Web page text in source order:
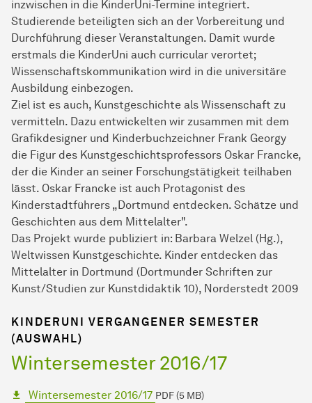
inzwischen in die KinderUni-Termine integriert.
Studierende beteiligten sich an der Vorbereitung und
Durchführung dieser Veranstaltungen. Damit wurde
erstmals die KinderUni auch curricular verortet;
Wissenschaftskommunikation wird in die universitäre
Ausbildung einbezogen.
Ziel ist es auch, Kunstgeschichte als Wissenschaft zu
vermitteln. Dazu entwickelten wir zusammen mit dem
Grafikdesigner und Kinderbuchzeichner Frank Georgy
die Figur des Kunstgeschichtsprofessors Oskar Francke,
der die Kinder an seiner Forschungstätigkeit teilhaben
lässt. Oskar Francke ist auch Protagonist des
Kinderstadtführers „Dortmund entdecken. Schätze und
Geschichten aus dem Mittelalter".
Das Projekt wurde publiziert in: Barbara Welzel (Hg.),
Weltwissen Kunstgeschichte. Kinder entdecken das
Mittelalter in Dortmund (Dortmunder Schriften zur
Kunst/Studien zur Kunstdidaktik 10), Norderstedt 2009
KINDERUNI VERGANGENER SEMESTER
(AUSWAHL)
Wintersemester 2016/17
Wintersemester 2016/17 PDF (5 MB)